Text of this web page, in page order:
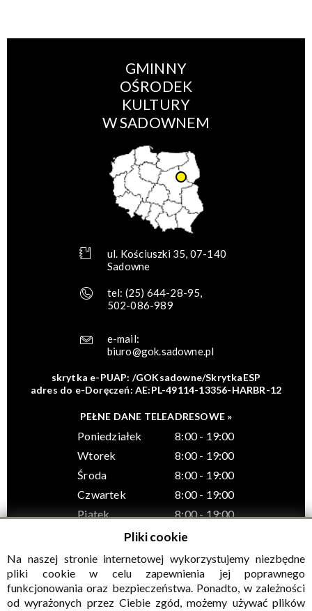
GMINNY
OŚRODEK
KULTURY
W SADOWNEM
ul. Kościuszki 35, 07-140
Sadowne
tel: (25) 644-28-95,
502-086-989
e-mail:
biuro@gok.sadowne.pl
skrytka e-PUAP: /GOKsadowne/SkrytkaESP
adres do e-Doręczeń: AE:PL-49114-13356-HARBR-12
PEŁNE DANE TELEADRESOWE »
Poniedziałek
8:00 - 19:00
Wtorek
8:00 - 19:00
Środa
8:00 - 19:00
Czwartek
8:00 - 19:00
Piątek
8:00 - 19:00
© Wszelkie prawa zastrzeżone, Gminny Ośrodek Kultury w
Sadownem
Pliki cookie
Na naszej stronie internetowej wykorzystujemy niezbędne
pliki cookie w celu zapewnienia jej poprawnego
funkcjonowania oraz bezpieczeństwa. Ponadto, w zależności
od wyrażonych przez Ciebie zgód, możemy używać plików